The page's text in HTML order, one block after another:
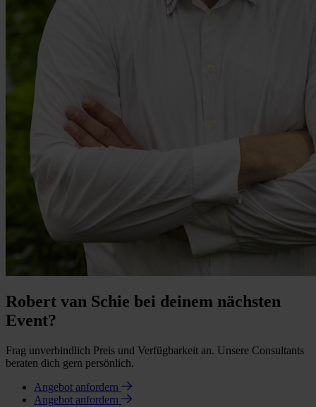
Robert van Schie bei deinem nächsten
Event?
Frag unverbindlich Preis und Verfügbarkeit an. Unsere Consultants
beraten dich gern persönlich.
Angebot anfordern
Angebot anfordern